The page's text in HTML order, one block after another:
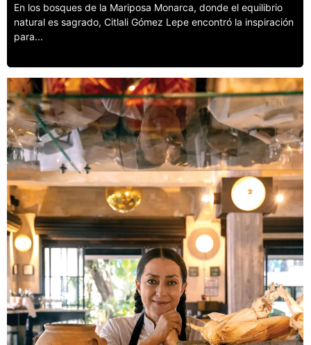
En los bosques de la Mariposa Monarca, donde el equilibrio
natural es sagrado, Citlali Gómez Lepe encontró la inspiración
para...